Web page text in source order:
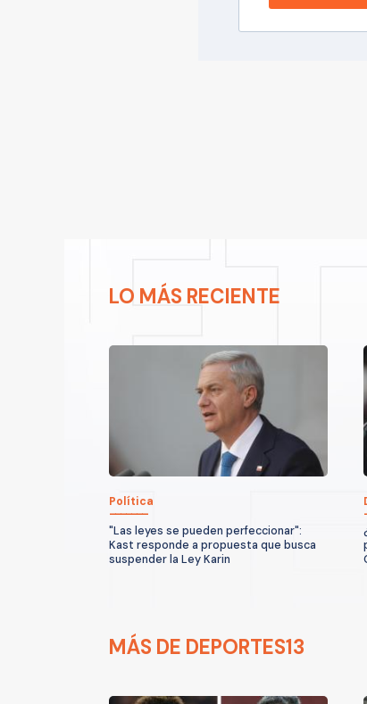
LO MÁS RECIENTE
Política
"Las leyes se pueden perfeccionar":
Kast responde a propuesta que busca
suspender la Ley Karin
MÁS DE DEPORTES13